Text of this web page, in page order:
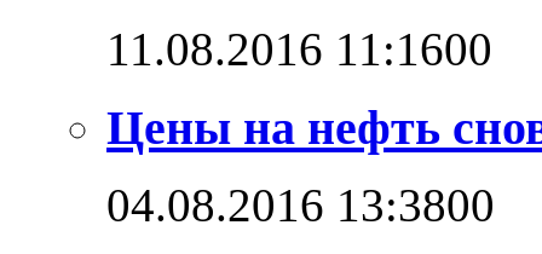
11.08.2016 11:1600
Цены на нефть
04.08.2016 13:3800